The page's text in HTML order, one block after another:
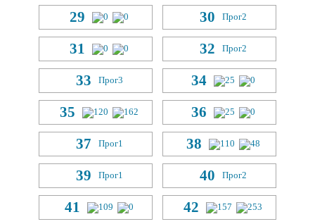
29 0 0 30 Прог2
31 0 0 32 Прог2
33 Прог3 34 25 0
35 120 162 36 25 0
37 Прог1 38 110 48
39 Прог1 40 Прог2
41 109 0 42 157 253